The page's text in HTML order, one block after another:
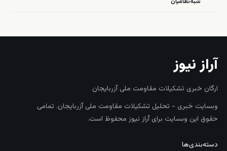
آراز نیوز
ارگان خبری تشکیلات مقاومت ملی آزربایجان
وبسایت خبری - تحلیل تشکیلات مقاومت ملی آزربایجان. تمامی
حقوق این وبسایت برای آراز نیوز محفوظ است.
دسته‌بندی‌ها